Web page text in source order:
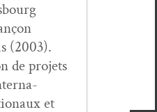
(2003).
de pro­jets
et